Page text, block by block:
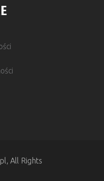
All Rights